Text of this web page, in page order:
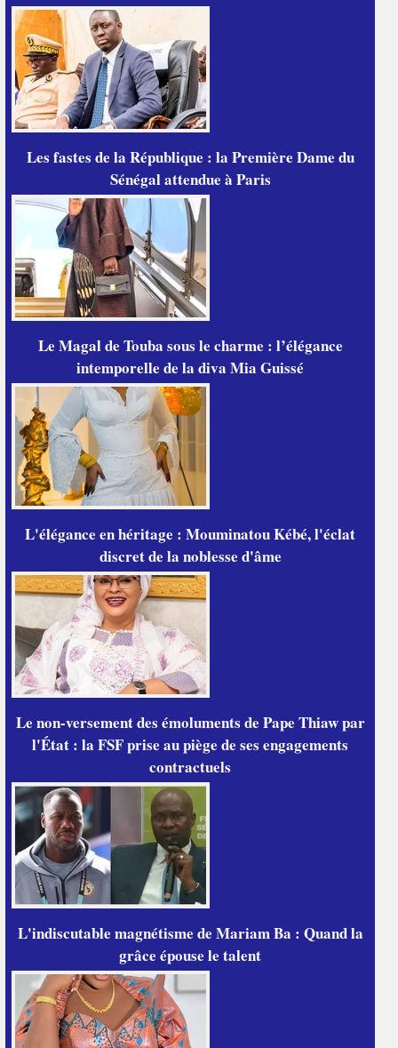
Les fastes de la République : la Première Dame du
Sénégal attendue à Paris
Le Magal de Touba sous le charme : l’élégance
intemporelle de la diva Mia Guissé
L'élégance en héritage : Mouminatou Kébé, l'éclat
discret de la noblesse d'âme
Le non-versement des émoluments de Pape Thiaw par
l'État : la FSF prise au piège de ses engagements
contractuels
L'indiscutable magnétisme de Mariam Ba : Quand la
grâce épouse le talent